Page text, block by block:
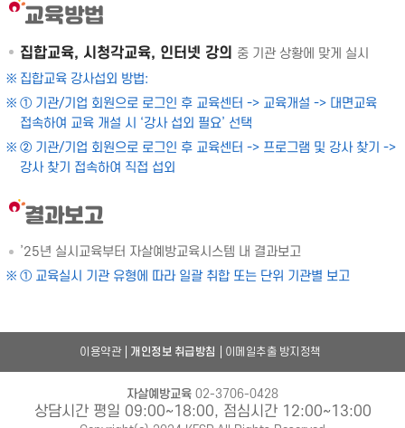
교육방법
집합교육, 시청각교육, 인터넷 강의 중 기관 상황에 맞게 실시
집합교육 강사섭외 방법:
① 기관/기업 회원으로 로그인 후 교육센터 -> 교육개설 -> 대면교육
접속하여 교육 개설 시 ‘강사 섭외 필요’ 선택
② 기관/기업 회원으로 로그인 후 교육센터 -> 프로그램 및 강사 찾기 ->
강사 찾기 접속하여 직접 섭외
결과보고
’25년 실시교육부터 자살예방교육시스템 내 결과보고
① 교육실시 기관 유형에 따라 일괄 취합 또는 단위 기관별 보고
이용약관 개인정보 취급방침 이메일추출 방지정책
자살예방교육 02-3706-0428
상담시간 평일 09:00~18:00, 점심시간 12:00~13:00